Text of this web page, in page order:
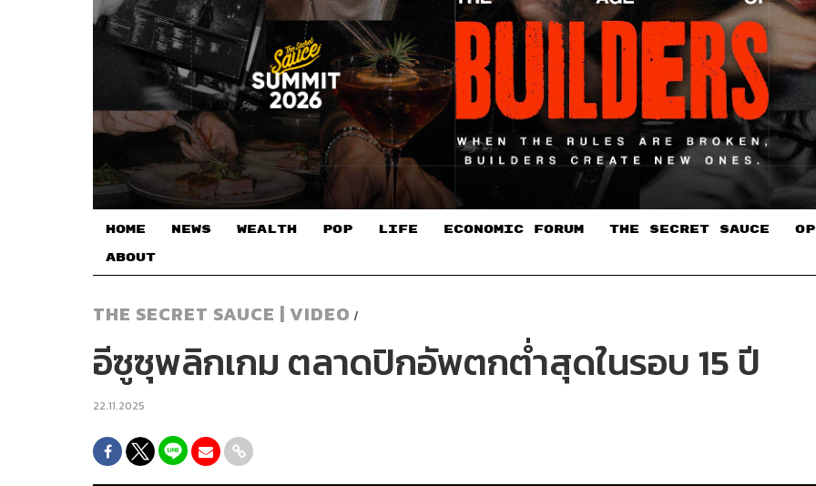
HOME NEWS WEALTH POP LIFE ECONOMIC FORUM THE SECRET SAUCE​
ABOUT
THE SECRET SAUCE | VIDEO /
อีซูซุพลิกเกม ตลาดปิกอัพตกต่ำสุดในรอบ 15 ปี
22.11.2025